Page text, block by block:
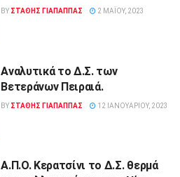
BY ΣΤΑΘΗΣ ΓΊΑΠΑΠΠΑΣ 2 ΜΑΪ́ΟΥ, 2023
Αναλυτικά το Δ.Σ. των
Βετεράνων Πειραιά.
BY ΣΤΑΘΗΣ ΓΊΑΠΑΠΠΑΣ 12 ΙΑΝΟΥΑΡΊΟΥ, 2023
A.Π.Ο. Κερατσίνι το Δ.Σ. θερμά